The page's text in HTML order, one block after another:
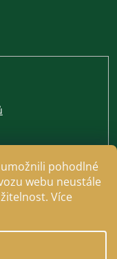
pohodlné
webu neustále
Více